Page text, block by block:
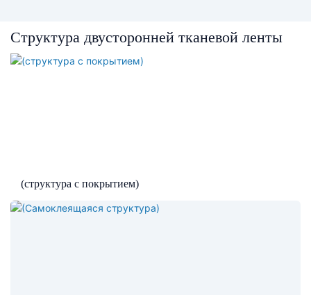
Структура двусторонней тканевой ленты
(структура с покрытием)